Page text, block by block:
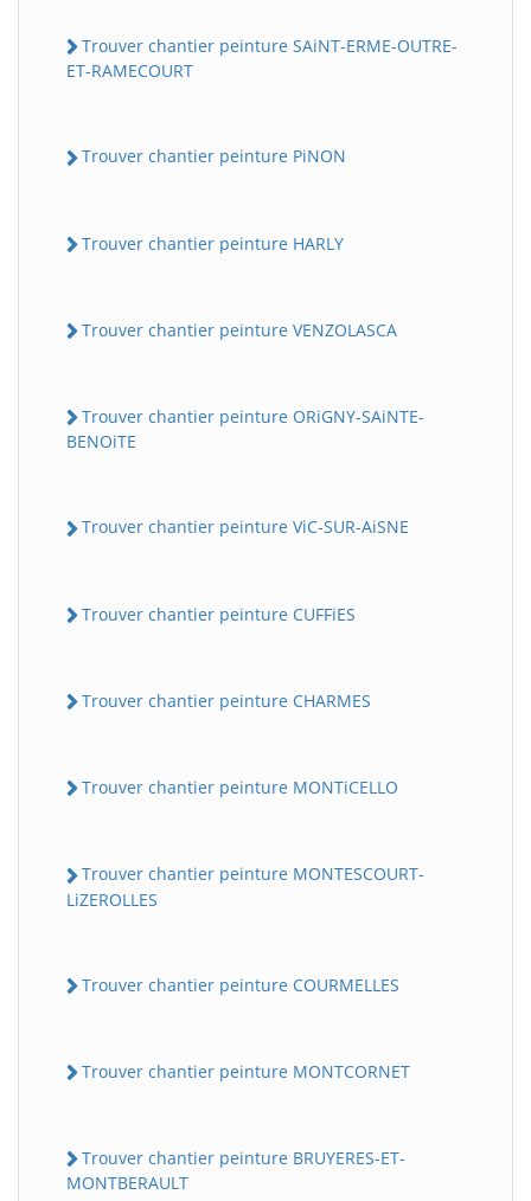
Trouver chantier peinture SAiNT-ERME-OUTRE-
ET-RAMECOURT
Trouver chantier peinture PiNON
Trouver chantier peinture HARLY
Trouver chantier peinture VENZOLASCA
Trouver chantier peinture ORiGNY-SAiNTE-
BENOiTE
Trouver chantier peinture ViC-SUR-AiSNE
Trouver chantier peinture CUFFiES
Trouver chantier peinture CHARMES
Trouver chantier peinture MONTiCELLO
Trouver chantier peinture MONTESCOURT-
LiZEROLLES
Trouver chantier peinture COURMELLES
Trouver chantier peinture MONTCORNET
Trouver chantier peinture BRUYERES-ET-
MONTBERAULT